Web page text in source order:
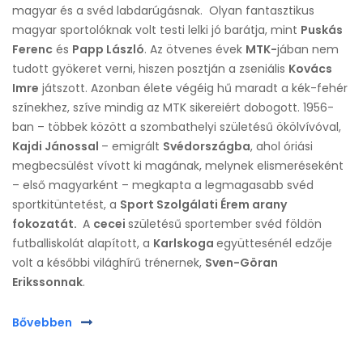
magyar és a svéd labdarúgásnak. Olyan fantasztikus
magyar sportolóknak volt testi lelki jó barátja, mint Puskás
Ferenc és Papp László. Az ötvenes évek MTK-jában nem
tudott gyökeret verni, hiszen posztján a zseniális Kovács
Imre játszott. Azonban élete végéig hű maradt a kék-fehér
színekhez, szíve mindig az MTK sikereiért dobogott. 1956-
ban – többek között a szombathelyi születésű ökölvívóval,
Kajdi Jánossal – emigrált Svédországba, ahol óriási
megbecsülést vívott ki magának, melynek elismeréseként
– első magyarként – megkapta a legmagasabb svéd
sportkitüntetést, a Sport Szolgálati Érem arany
fokozatát. A cecei születésű sportember svéd földön
futballiskolát alapított, a Karlskoga együttesénél edzője
volt a későbbi világhírű trénernek, Sven-Göran
Erikssonnak.
Bővebben